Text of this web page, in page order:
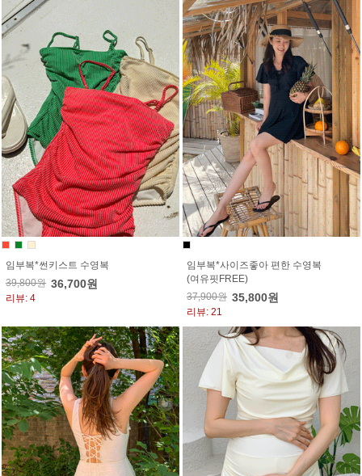
임부복*썬키스트 수영복
39,800원 36,700원
리뷰: 4
임부복*사이즈좋아 편한 수영복
(여유핏FREE)
37,900원 35,800원
리뷰: 21